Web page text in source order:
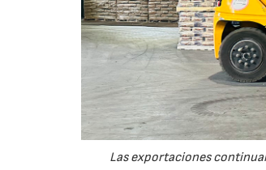
Las exportaciones